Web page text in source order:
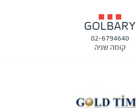
GOLBARY
02-6794640
קומה שניה